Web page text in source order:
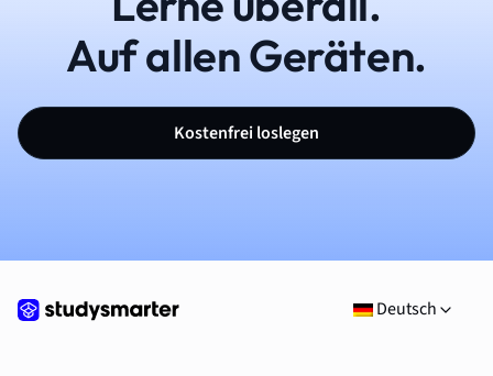
Auf allen Geräten.
Kostenfrei loslegen
Deutsch